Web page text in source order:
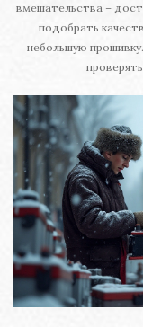
вмешательства –
подобрать
небольшую